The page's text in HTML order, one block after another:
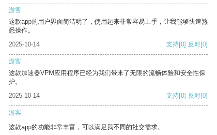
游客
这款app的用户界面简洁明了，使用起来非常容易上手，让我能够快速熟
悉操作。
2025-10-14
支持[0] 反对[0]
游客
这款加速器VPM应用程序已经为我们带来了无限的流畅体验和安全性保
护。
2025-10-14
支持[0] 反对[0]
游客
这款app的功能非常丰富，可以满足我不同的社交需求。